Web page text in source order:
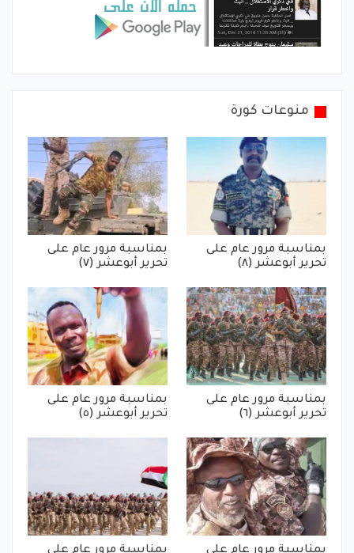
منوعات كورة
بمناسبة مرور عام على
تحرير أبوعشر (٨)
بمناسبة مرور عام على
تحرير أبوعشر (٧)
بمناسبة مرور عام على
تحرير أبوعشر (٦)
بمناسبة مرور عام على
تحرير أبوعشر (٥)
بمناسبة مرور عام على بمناسبة مرور عام على